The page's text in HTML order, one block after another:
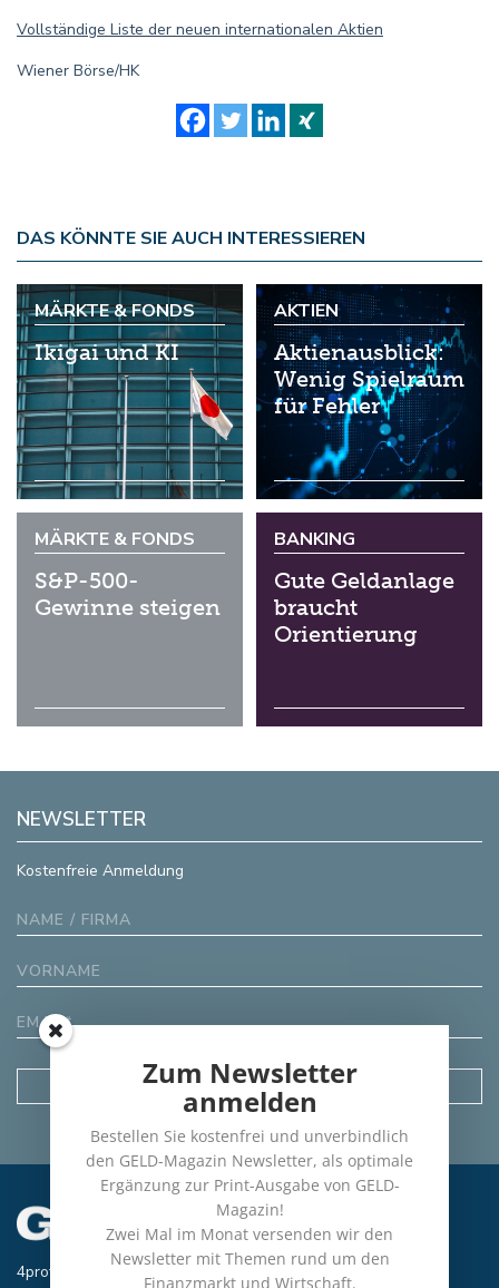
Vollständige Liste der neuen internationalen Aktien
Wiener Börse/HK
DAS KÖNNTE SIE AUCH INTERESSIEREN
MÄRKTE & FONDS
Ikigai und KI
AKTIEN
Aktienausblick:
Wenig Spielraum
für Fehler
MÄRKTE & FONDS
S&P-500-
Gewinne steigen
BANKING
Gute Geldanlage
braucht
Orientierung
4profit Verlag GmbH
NEWSLETTER
Kostenfreie Anmeldung
Zum Newsletter
anmelden
Bestellen Sie kostenfrei und unverbindlich
den GELD-Magazin Newsletter, als optimale
Ergänzung zur Print-Ausgabe von GELD-
Magazin!
Zwei Mal im Monat versenden wir den
Newsletter mit Themen rund um den
Finanzmarkt und Wirtschaft.